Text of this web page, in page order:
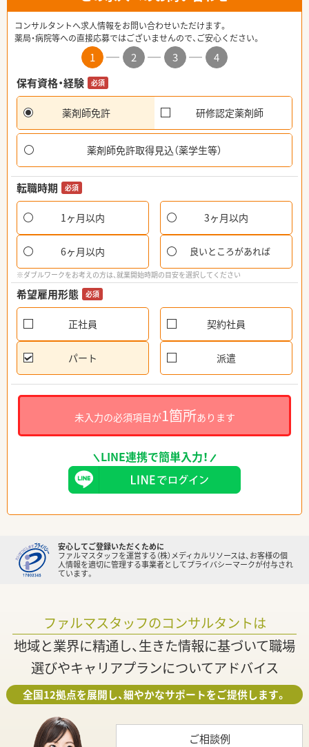
コンサルタントへ求人情報をお問い合わせいただけます。
薬局・病院等への直接応募ではございませんので、ご安心ください。
1 2 3
4
保有資格・経験
必須
薬剤師免許 研修認定薬剤師
薬剤師免許取得見込（薬学生等）
転職時期 必須
1ヶ月以内 3ヶ月以内
6ヶ月以内 良いところがあれば
※ダブルワークをお考えの方は、就業開始時期の目安を選択してください
希望雇用形態 必須
正社員 契約社員
パート 派遣
未入力の必須項目が1箇所あります
LINE連携で簡単入力！
安心してご登録いただくために
ファルマスタッフを運営する（株）メディカルリソースは、お客様の個
人情報を適切に管理する事業者としてプライバシーマークが付与され
ています。
ファルマスタッフのコンサルタントは
地域と業界に精通し、生きた情報に基づいて職場
選びやキャリアプランについてアドバイス
全国12拠点を展開し、細やかなサポートをご提供します。
ご相談例